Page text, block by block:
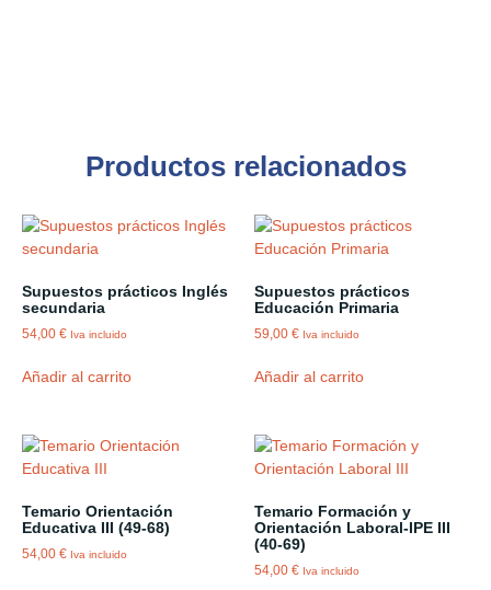
Productos relacionados
Supuestos prácticos Inglés
secundaria
54,00 € Iva incluido
Añadir al carrito
Supuestos prácticos
Educación Primaria
59,00€ Iva incluido
Añadir al carrito
Temario Orientación
Educativa III (49-68)
54,00 € Iva incluido
Temario Formación y
Orientación Laboral-IPE III
(40-69)
54,00€ Iva incluido